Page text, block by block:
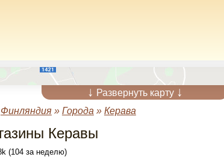
↓ Развернуть карту ↓
Финляндия» Города » Керава
Керавы
(104 за неделю)